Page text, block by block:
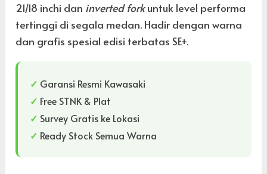
21/18 inchi dan inverted forkuntuk level performa
tertinggi di segala medan. Hadir dengan warna
dan grafis spesial edisi terbatas SE+.
✓ Garansi Resmi Kawasaki
✓ Free STNK & Plat
✓ Survey Gratis ke Lokasi
✓ Ready Stock Semua Warna